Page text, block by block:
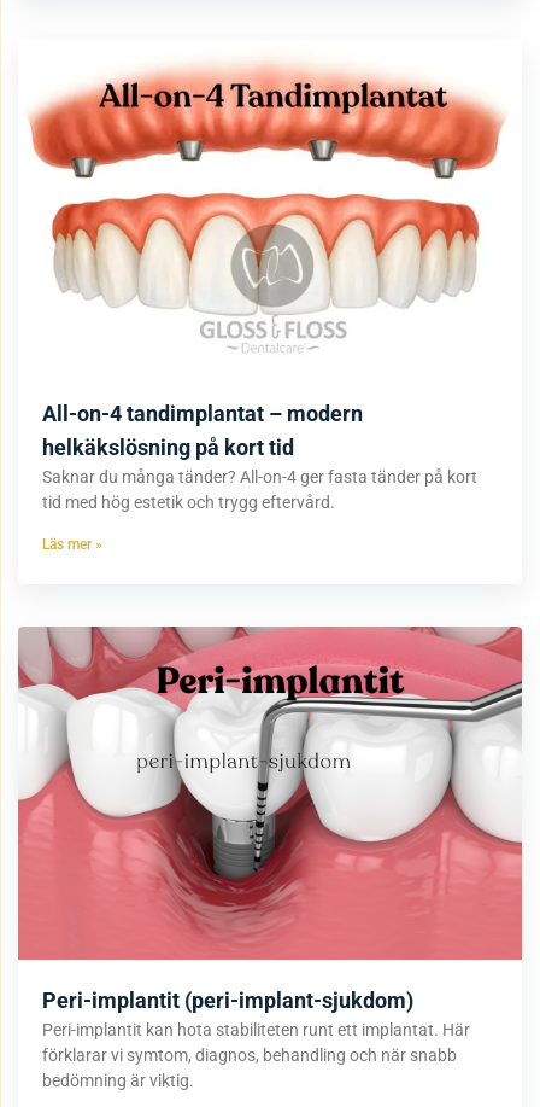
All-on-4 tandimplantat – modern
helkäkslösning på kort tid
Saknar du många tänder? All-on-4 ger fasta tänder på kort
tid med hög estetik och trygg eftervård.
Läs mer »
Peri-implantit (peri-implant-sjukdom)
Peri-implantit kan hota stabiliteten runt ett implantat. Här
förklarar vi symtom, diagnos, behandling och när snabb
bedömning är viktig.